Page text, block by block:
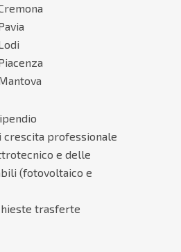
crescita professionale
e delle
(fotovoltaico e
trasferte